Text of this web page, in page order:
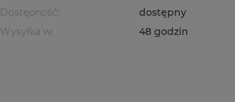
Dostępność:
dostępny
Wysyłka w:
48 godzin